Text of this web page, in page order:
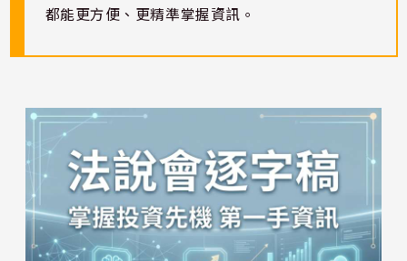
都能更方便、更精準掌握資訊。